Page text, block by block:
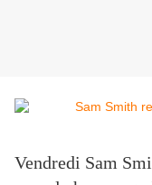
Vendredi Sam